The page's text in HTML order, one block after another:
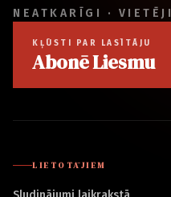
NEATKARĪGI · VIETĒJI
KĻŪSTI PAR LASĪTĀJU
Abonē Liesmu
LIETOTĀJIEM